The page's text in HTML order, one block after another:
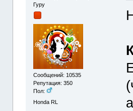
Гуру
Сообщений: 10535
Репутация: 350
Пол:
Honda RL